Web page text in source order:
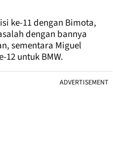
ke-11 dengan Bimota,
dengan bannya
sementara Miguel
untuk BMW.
ADVERTISEMENT